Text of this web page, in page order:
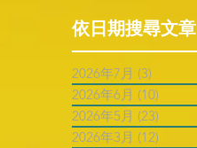
依日期搜尋文章
2026年7月 (3)
2026年6月 (10)
2026年5月 (23)
2026年3月 (12)